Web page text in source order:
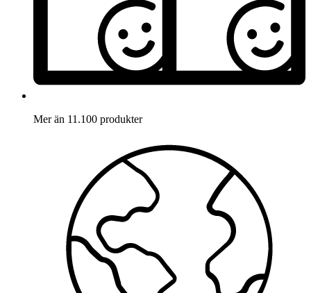
Mer än 11.100 produkter